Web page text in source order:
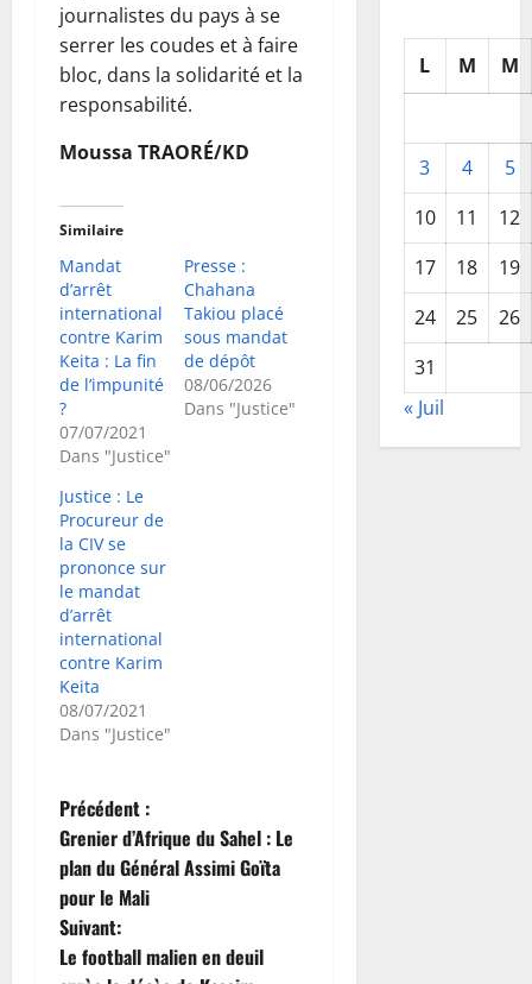
journalistes du pays à se
serrer les coudes et à faire
bloc, dans la solidarité et la
responsabilité.
Moussa TRAORÉ/KD
Similaire
Mandat
d’arrêt
international
contre Karim
Keita : La fin
de l’impunité
?
07/07/2021
Dans "Justice"
Presse :
Chahana
Takiou placé
sous mandat
de dépôt
08/06/2026
Dans "Justice"
Justice : Le
Procureur de
la CIV se
prononce sur
le mandat
d’arrêt
international
contre Karim
Keita
08/07/2021
Dans "Justice"
N
a
v
i
Précédent :
Grenier d’Afrique du Sahel : Le
plan du Général Assimi Goïta
pour le Mali
Suivant:
Le football malien en deuil
L M M
3 4
5
10
11
12
17
18
19
24
25
26
31
« Juil